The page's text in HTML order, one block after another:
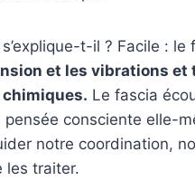
t-il ? Facile :
et les vibrations
Le fascia
pensée consciente elle-
notre coordination,
les traiter.